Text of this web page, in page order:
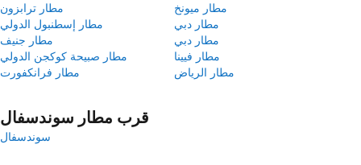
مطار ترابزون
مطار ميونخ
مطار إسطنبول الدولي
مطار دبي
مطار جنيف
مطار دبي
مطار صبيحة كوكجن الدولي
مطار فيينا
مطار فرانكفورت
مطار الرياض
قرب مطار سوندسفال
سوندسفال